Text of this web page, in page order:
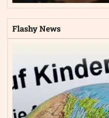
Flashy News